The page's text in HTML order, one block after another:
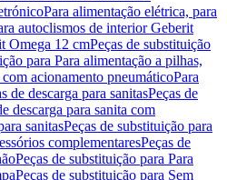
Para alimentação elétrica, para
autoclismos de interior Geberit
Omega 12 cmPeças de substituição
para Para alimentação a pilhas,
com acionamento pneumáticoPara
de descarga para sanitasPeças de
descarga para sanita com
sanitasPeças de substituição para
complementaresPeças de
Peças de substituição para Para
Peças de substituição para Sem